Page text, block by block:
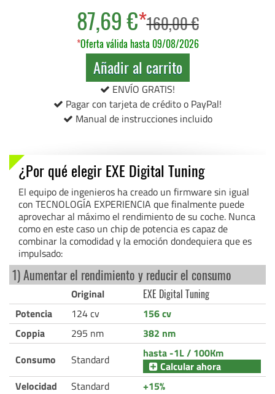
87,69 €*160,00 €
*Oferta válida hasta 09/08/2026
Añadir al carrito
ENVÍO GRATIS!
Pagar con tarjeta de crédito o PayPal!
Manual de instrucciones incluido
¿Por qué elegir EXE Digital Tuning
El equipo de ingenieros ha creado un firmware sin igual
con TECNOLOGÍA EXPERIENCIA que finalmente puede
aprovechar al máximo el rendimiento de su coche. Nunca
como en este caso un chip de potencia es capaz de
combinar la comodidad y la emoción dondequiera que es
impulsado:
1) Aumentar el rendimiento y reducir el consumo
Original
EXE Digital Tuning
Potencia
124 cv
156 cv
Coppia
295 nm
382 nm
Consumo
Standard
hasta -1L / 100Km
Calcular ahora
Velocidad
Standard +15%